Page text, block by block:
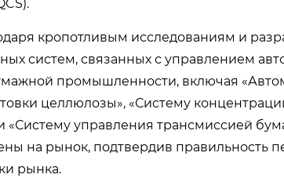
кропотливым исследованиям и
систем, связанных с управлением
промышленности, включая
целлюлозы», «Систему
«Систему управления трансмиссией
на рынок, подтвердив правильность
рынка.